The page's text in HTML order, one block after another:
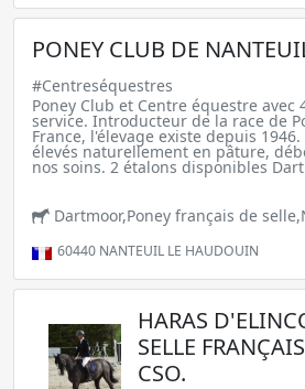
PONEY CLUB DE
#Centreséquestres
Poney Club et Centre équestre avec
service. Introducteur de la race de
France, l'élevage existe depuis
élevés naturellement en pâture,
nos soins. 2 étalons disponibles
Dartmoor,Poney français de
60440 NANTEUIL LE HAUDOUIN
HARAS
SELLE
CSO.